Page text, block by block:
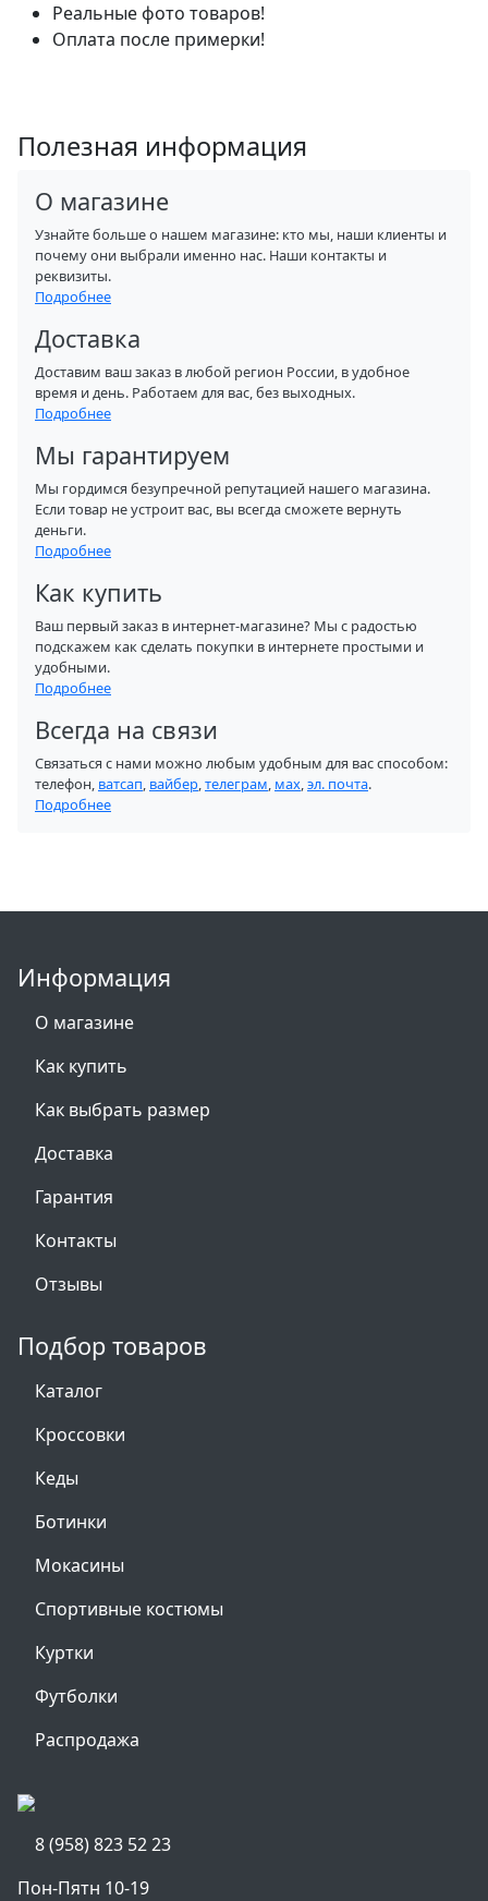
Реальные фото товаров!
Оплата после примерки!
Полезная информация
О магазине
Узнайте больше о нашем магазине: кто мы, наши клиенты и
почему они выбрали именно нас. Наши контакты и
реквизиты.
Подробнее
Доставка
Доставим ваш заказ в любой регион России, в удобное
время и день. Работаем для вас, без выходных.
Подробнее
Мы гарантируем
Мы гордимся безупречной репутацией нашего магазина.
Если товар не устроит вас, вы всегда сможете вернуть
деньги.
Подробнее
Как купить
Ваш первый заказ в интернет-магазине? Мы с радостью
подскажем как сделать покупки в интернете простыми и
удобными.
Подробнее
Всегда на связи
Связаться с нами можно любым удобным для вас способом:
телефон, ватсап, вайбер,телеграм, мах,эл. почта.
Подробнее
Информация
О магазине
Как купить
Как выбрать размер
Доставка
Гарантия
Контакты
Отзывы
Подбор товаров
Каталог
Кроссовки
Кеды
Ботинки
Мокасины
Спортивные костюмы
Куртки
Футболки
Распродажа
8 (958) 823 52 23
Пон-Пятн 10-19